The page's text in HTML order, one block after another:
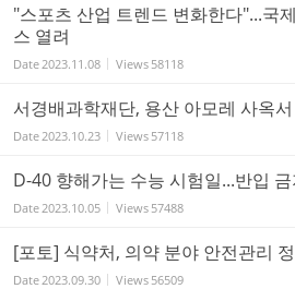
"스포츠 산업 트렌드 변화한다"...국
스 열려
Date 2023.11.08 Views 58118
서경배과학재단, 용산 아모레 사옥
Date 2023.10.23 Views 57118
D-40 향해가는 수능 시험일...반입
Date 2023.10.05 Views 57488
[포토] 식약처, 의약 분야 안전관리
Date 2023.09.30 Views 56509